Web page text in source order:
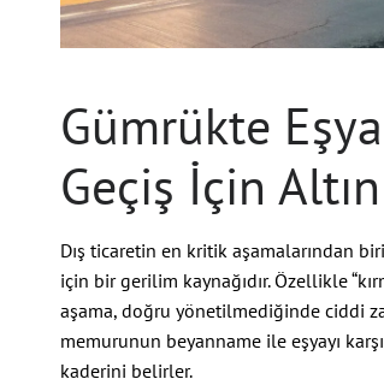
Gümrükte
Geçiş İçin
Dış ticaretin en kritik aşamalarından
için bir gerilim kaynağıdır. Özellikle
aşama, doğru yönetilmediğinde ciddi
memurunun beyanname ile eşyayı
kaderini belirler.